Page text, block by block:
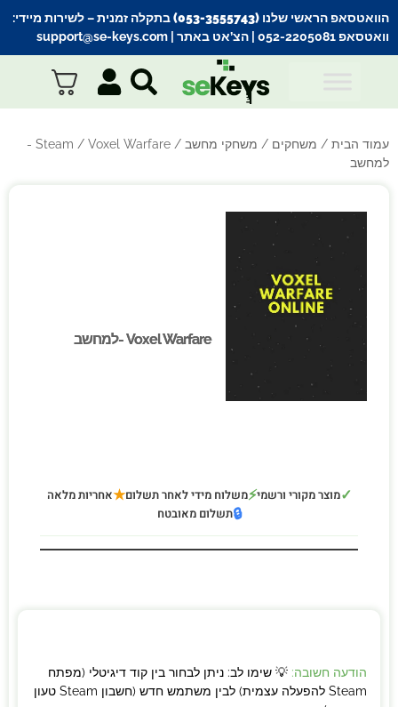
הוואטסאפ הראשי שלנו (053-3555743) בתקלה זמנית
– לשירות מיידי:
וואטסאפ 052-2205081
| הצ’אט באתר | support@se-keys.com
עמוד הבית / משחקים / משחקי מחשב /
Steam
/ Voxel Warfare -
למחשב
Voxel Warfare -למחשב
Voxel Warfare -למחשב
✓מוצר מקורי ורשמי⚡משלוח מידי לאחר תשלום★אחריות מלאה
🔒תשלום מאובטח
הודעה חשובה: 💡 שימו לב: ניתן לבחור בין קוד דיגיטלי (מפתח
Steam להפעלה עצמית) לבין משתמש חדש (חשבון Steam טעון